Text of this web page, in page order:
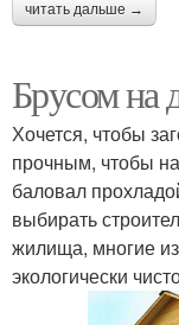
читать дальше →
Брусом
Хочется, чтобы
прочным, чтобы
баловал
выбирать
жилища, многие
экологически